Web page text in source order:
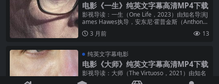
电影《一生》纯英文字幕高清MP4下载
影视导读：一生（One Life，2023）由知名导演J
ames Hawes执导，安东尼·霍普金斯（Anthony
Hopkins）出演重要角色。影片片长约10...
3 月前 13
纯英文字幕电影
电影《大师》纯英文字幕高清MP4下载
影视导读：大师（The Virtuoso，2021）由知名
导演Nick Stagliano执导，安东尼·霍普金斯（Ant